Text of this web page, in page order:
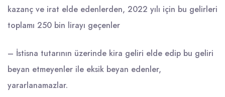
kazanç ve irat elde edenlerden, 2022 yılı için bu gelirleri
toplamı 250 bin lirayı geçenler
– İstisna tutarının üzerinde kira geliri elde edip bu geliri
beyan etmeyenler ile eksik beyan edenler,
yararlanamazlar.